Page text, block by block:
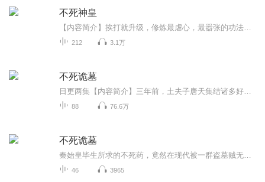
不死神皇
212 3.1万
不死诡墓
88 76.6万
不死诡墓
46 3965